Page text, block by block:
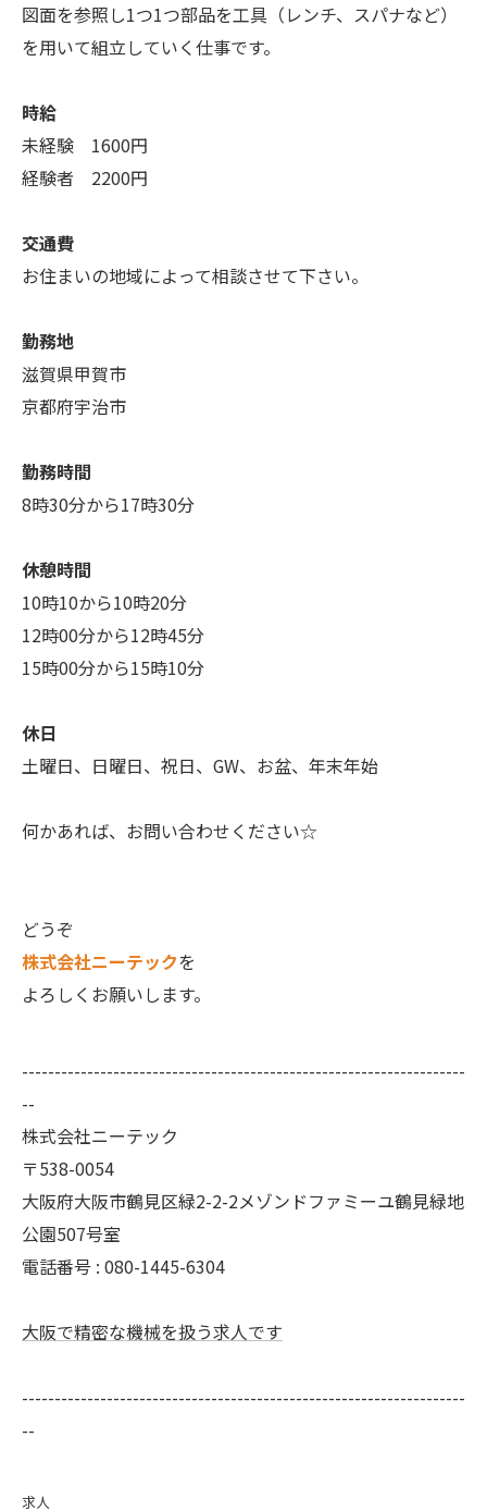
図面を参照し1つ1つ部品を工具（レンチ、スパナなど）
を用いて組立していく仕事です。
時給
未経験 1600円
経験者 2200円
交通費
お住まいの地域によって相談させて下さい。
勤務地
滋賀県甲賀市
京都府宇治市
勤務時間
8時30分から17時30分
休憩時間
10時10から10時20分
12時00分から12時45分
15時00分から15時10分
休日
土曜日、日曜日、祝日、GW、お盆、年末年始
何かあれば、お問い合わせください☆
どうぞ
株式会社ニーテックを
よろしくお願いします。
--------------------------------------------------------------------
--
株式会社ニーテック
〒538-0054
大阪府大阪市鶴見区緑2-2-2メゾンドファミーユ鶴見緑地
公園507号室
電話番号 : 080-1445-6304
大阪で精密な機械を扱う求人です
--------------------------------------------------------------------
--
求人